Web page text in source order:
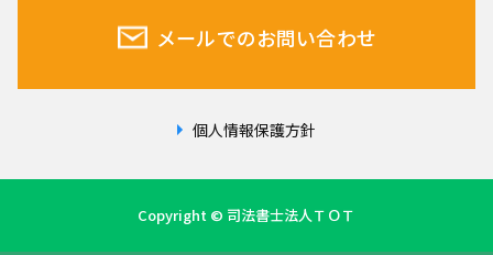
メールでのお問い合わせ
個人情報保護方針
Copyright © 司法書士法人ＴＯＴ